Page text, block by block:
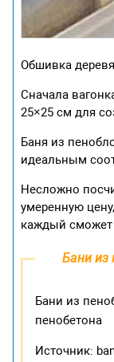
Обшивка
Сначала
25×25 см для
Баня из
идеальным
Несложно
умеренную
каждый сможет
Бани из
Бани из
пенобетона
Источник: